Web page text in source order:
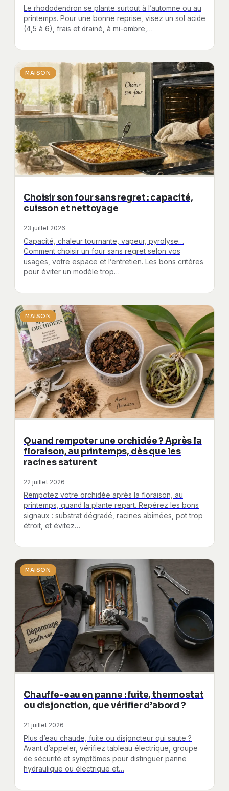
Le rhododendron se plante surtout à l’automne ou au
printemps. Pour une bonne reprise, visez un sol acide
(4,5 à 6), frais et drainé, à mi-ombre,…
MAISON
Choisir son four sans regret : capacité,
cuisson et nettoyage
23 juillet 2026
Capacité, chaleur tournante, vapeur, pyrolyse…
Comment choisir un four sans regret selon vos
usages, votre espace et l’entretien. Les bons critères
pour éviter un modèle trop…
MAISON
Quand rempoter une orchidée ? Après la
floraison, au printemps, dès que les
racines saturent
22 juillet 2026
Rempotez votre orchidée après la floraison, au
printemps, quand la plante repart. Repérez les bons
signaux : substrat dégradé, racines abîmées, pot trop
étroit, et évitez…
MAISON
Chauffe-eau en panne : fuite, thermostat
ou disjonction, que vérifier d’abord ?
21 juillet 2026
Plus d’eau chaude, fuite ou disjoncteur qui saute ?
Avant d’appeler, vérifiez tableau électrique, groupe
de sécurité et symptômes pour distinguer panne
hydraulique ou électrique et…